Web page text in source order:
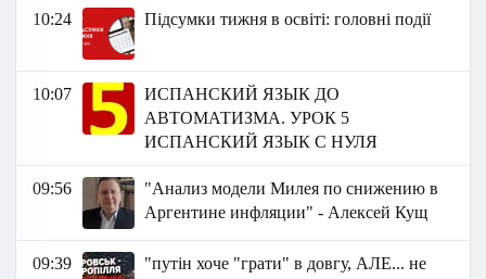
10:24 Підсумки тижня в освіті: головні події
10:07
ИСПАНСКИЙ ЯЗЫК ДО
АВТОМАТИЗМА. УРОК 5
ИСПАНСКИЙ ЯЗЫК С НУЛЯ
09:56
"Анализ модели Милея по снижению в
Аргентине инфляции" - Алексей Кущ
09:39
"путін хоче "грати" в довгу, АЛЕ... не